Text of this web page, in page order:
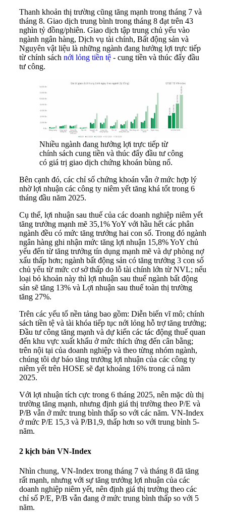
Thanh khoản thị trường cũng tăng mạnh trong tháng 7 và
tháng 8. Giao dịch trung bình trong tháng 8 đạt trên 43
nghìn tỷ đồng/phiên. Giao dịch tập trung chủ yếu vào
ngành ngân hàng, Dịch vụ tài chính, Bất động sản và
Nguyên vật liệu là những ngành đang hưởng lợi trực tiếp
từ chính sách nới lỏng tiền tệ - cung tiền và thúc đẩy đầu
tư công.
Nhiều ngành đang hưởng lợi trực tiếp từ
chính sách cung tiền và thúc đẩy đầu tư công
có giá trị giao dịch chứng khoán bùng nổ.
Bên cạnh đó, các chỉ số chứng khoán vẫn ở mức hợp lý
nhờ lợi nhuận các công ty niêm yết tăng khá tốt trong 6
tháng đầu năm 2025.
Cụ thể, lợi nhuận sau thuế của các doanh nghiệp niêm yết
tăng trưởng mạnh mẽ 35,1% YoY với hầu hết các phân
ngành đều có mức tăng trưởng hai con số. Trong đó ngành
ngân hàng ghi nhận mức tăng lợi nhuận 15,8% YoY chủ
yếu đến từ tăng trưởng tín dụng mạnh mẽ và dự phòng nợ
xấu thấp hơn; ngành bất động sản có tăng trưởng 3 con số
chủ yếu từ mức cơ sở thấp do lỗ tài chính lớn từ NVL; nếu
loại bỏ khoản này thì lợi nhuận sau thuế ngành bất động
sản sẽ tăng 13% và Lợi nhuận sau thuế toàn thị trường
tăng 27%.
Trên các yếu tố nền tảng bao gồm: Diễn biến vĩ mô; chính
sách tiền tệ và tài khóa tiếp tục nới lỏng hỗ trợ tăng trưởng;
Đầu tư công tăng mạnh và dự kiến các tác động thuế quan
đến khu vực xuất khẩu ở mức thích ứng đến cân bằng;
trên nội tại của doanh nghiệp và theo từng nhóm ngành,
chúng tôi dự báo tăng trưởng lợi nhuận của các công ty
niêm yết trên HOSE sẽ đạt khoảng 16% trong cả năm
2025.
Với lợi nhuận tích cực trong 6 tháng 2025, nên mặc dù thị
trường tăng mạnh, nhưng định giá thị trường theo P/E và
P/B vẫn ở mức trung bình thấp so với các năm. VN-Index
ở mức P/E 15,3 và P/B1,9, thấp hơn so với trung bình 5-
năm.
2 kịch bản VN-Index
Nhìn chung, VN-Index trong tháng 7 và tháng 8 đã tăng
rất mạnh, nhưng với sự tăng trưởng lợi nhuận của các
doanh nghiệp niêm yết, nên định giá thị trường theo các
chỉ số P/E, P/B vẫn đang ở mức trung bình thấp so với 5
năm.